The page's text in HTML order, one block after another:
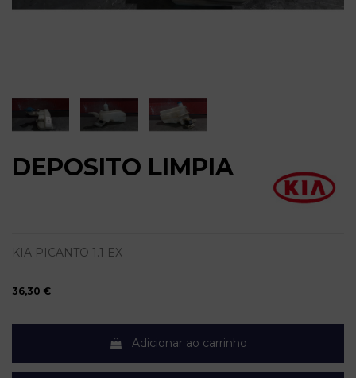
DEPOSITO LIMPIA
KIA PICANTO 1.1 EX
36,30 €
Adicionar ao carrinho